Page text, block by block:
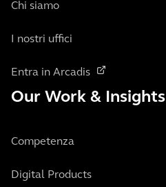
Chi siamo
I nostri uffici
Entra in Arcadis
Our Work & Insights
Competenza
Digital Products